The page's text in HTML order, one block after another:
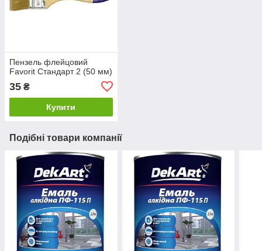
Пензель флейцовий
Favorit Стандарт 2 (50 мм)
35 ₴
Купити
Подібні товари компанії